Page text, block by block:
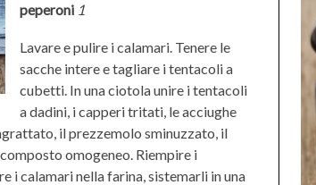
peperoni 1
Lavare e pulire i calamari. Tenere le
sacche intere e tagliare i tentacoli a
cubetti. In una ciotola unire i tentacoli
a dadini, i capperi tritati, le acciughe
il prezzemolo sminuzzato, il
omogeneo. Riempire i
i calamari nella farina, sistemarli in una